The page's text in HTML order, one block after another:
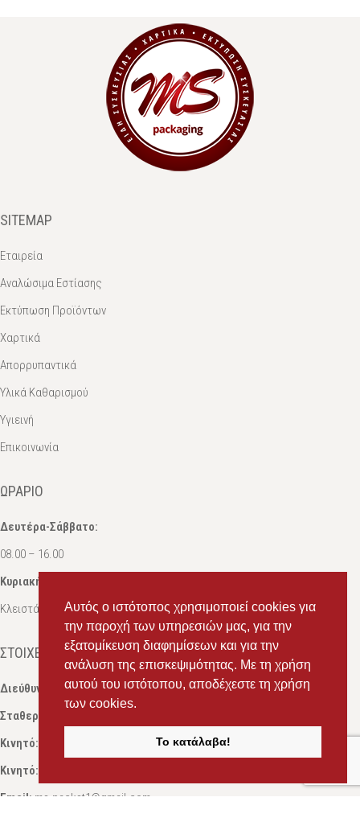
Αυτός ο ιστότοπος χρησιμοποιεί cookies για
την παροχή των υπηρεσιών μας, για την
εξατομίκευση διαφημίσεων και για την
ανάλυση της επισκεψιμότητας. Με τη χρήση
αυτού του ιστότοπου, αποδέχεστε τη χρήση
των cookies.
Το κατάλαβα!
SITEMAP
Εταιρεία
Αναλώσιμα Εστίασης
Εκτύπωση Προϊόντων
Χαρτικά
Απορρυπαντικά
Υλικά Καθαρισμού
Υγιεινή
Επικοινωνία
ΩΡΆΡΙΟ
Δευτέρα-Σάββατο:
08.00 – 16.00
Κυριακή:
Κλειστά
ΣΤΟΙΧΕΊΑ ΕΠΙΚΟΙΝΩΝΊΑΣ
Διεύθυνση:
Ευδόξου 7, Πάτρα, Τ.Κ. 263 31
Σταθερό:
Κινητό:
, Σαλπόγλου Μαρία
Κινητό:
Email: ms.packst1@gmail.com